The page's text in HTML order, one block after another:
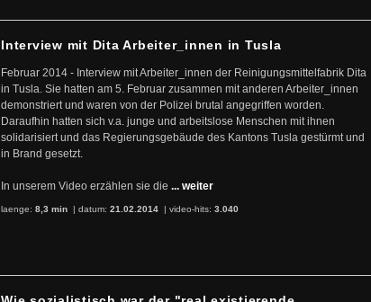
Interview mit Dita Arbeiter_innen in Tusla
Februar 2014 - Interview mit Arbeiter_innen der Reinigungsmittelfabrik Dita
in Tusla. Sie hatten am 5. Februar zusammen mit anderen Arbeiter_innen
demonstriert und waren von der Polizei brutal angegriffen worden.
Daraufhin hatten sich v.a. junge und arbeitslose Menschen mit ihnen
solidarisiert und das Regierungsgebäude des Kantons Tusla gestürmt und
in Brand gesetzt.
In unserem Video erzählen sie die ... weiter
laenge: 8,3 min | datum: 21.02.2014 | video-hits: 3.040